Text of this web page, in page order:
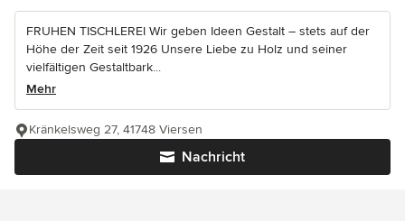
FRUHEN TISCHLEREI Wir geben Ideen Gestalt – stets auf der
Höhe der Zeit seit 1926 Unsere Liebe zu Holz und seiner
vielfältigen Gestaltbark...
Mehr
Nachricht
Kränkelsweg 27, 41748 Viersen